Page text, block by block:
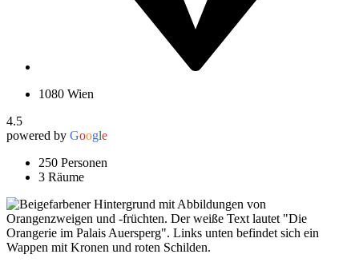
1080 Wien
4.5
powered by Google
250 Personen
3 Räume